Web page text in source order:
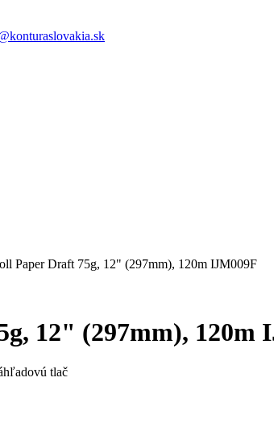
Paper Draft 75g, 12" (297mm), 120m IJM009F
12" (297mm), 120m
tlač